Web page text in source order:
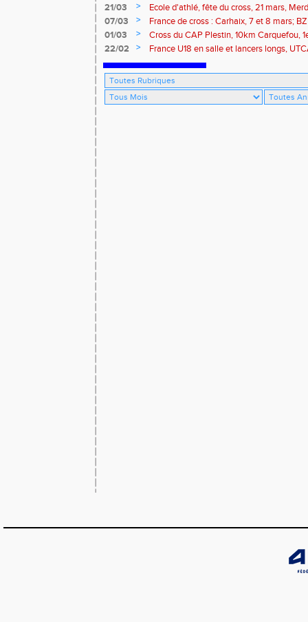
21/03
>
Ecole d'athlé, fête du cross, 21 mars,
07/03
>
France de cross : Carhaix, 7 et 8 mars;
Brieuc, 7 mars
01/03 >
Cross du CAP Plestin, 10km Carquefou,
22/02
> France U18 en salle et lancers longs,